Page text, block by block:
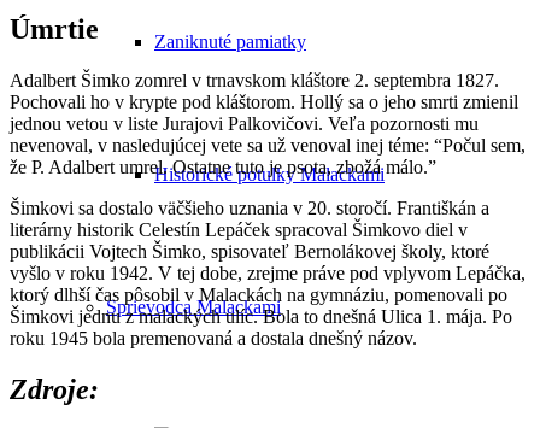
Zaniknuté pamiatky
Historické potulky Malackami
Sprievodca Malackami
Úmrtie
Adalbert Šimko zomrel v trnavskom kláštore 2. septembra 1827.
Pochovali ho v krypte pod kláštorom. Hollý sa o jeho smrti zmienil
jednou vetou v liste Jurajovi Palkovičovi. Veľa pozornosti mu
nevenoval, v nasledujúcej vete sa už venoval inej téme: “Počul sem,
že P. Adalbert umrel. Ostatne tuto je psota, zbožá málo.”
Šimkovi sa dostalo väčšieho uznania v 20. storočí. Františkán a
literárny historik Celestín Lepáček spracoval Šimkovo diel v
publikácii Vojtech Šimko, spisovateľ Bernolákovej školy, ktoré
vyšlo v roku 1942. V tej dobe, zrejme práve pod vplyvom Lepáčka,
ktorý dlhší čas pôsobil v Malackách na gymnáziu, pomenovali po
Šimkovi jednu z malackých ulíc. Bola to dnešná Ulica 1. mája. Po
roku 1945 bola premenovaná a dostala dnešný názov.
Zdroje: